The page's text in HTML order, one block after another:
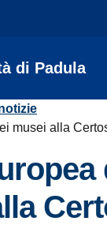
di Padula
musei alla